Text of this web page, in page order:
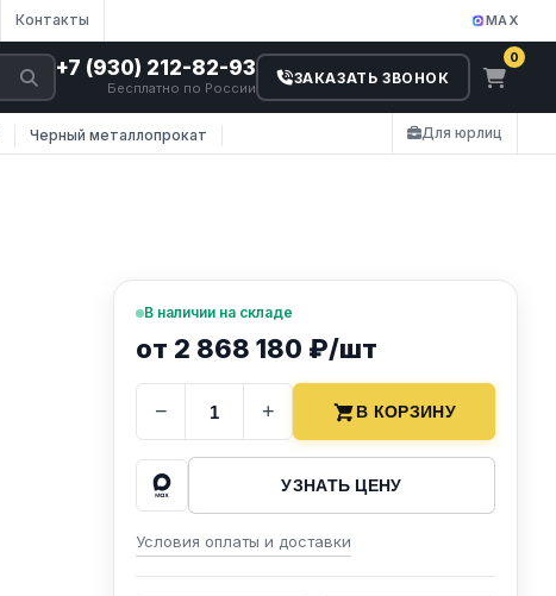
Контакты MAX
+7 (930) 212-82-93
Бесплатно по России
ЗАКАЗАТЬ ЗВОНОК
0
Черный металлопрокат Для юрлиц
В наличии на складе
от 2 868 180 ₽/шт
− + В КОРЗИНУ
УЗНАТЬ ЦЕНУ
Условия оплаты и доставки